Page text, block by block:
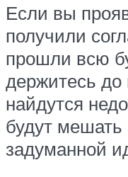
Если вы
получили
прошли всю
держитесь до
найдутся
будут
задуманной